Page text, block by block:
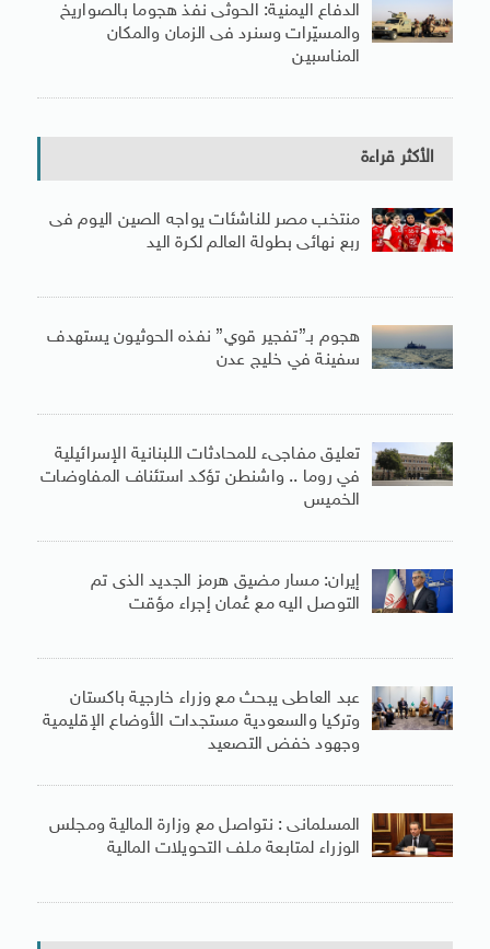
الدفاع اليمنية: الحوثى نفذ هجوما بالصواريخ
والمسيّرات وسنرد فى الزمان والمكان
المناسبين
الأكثر قراءة
منتخب مصر للناشئات يواجه الصين اليوم فى
ربع نهائى بطولة العالم لكرة اليد
هجوم بـ”تفجير قوي” نفذه الحوثيون يستهدف
سفينة في خليج عدن
تعليق مفاجىء للمحادثات اللبنانية الإسرائيلية
في روما .. واشنطن تؤكد استئناف المفاوضات
الخميس
إيران: مسار مضيق هرمز الجديد الذى تم
التوصل اليه مع عُمان إجراء مؤقت
عبد العاطى يبحث مع وزراء خارجية باكستان
وتركيا والسعودية مستجدات الأوضاع الإقليمية
وجهود خفض التصعيد
المسلمانى : نتواصل مع وزارة المالية ومجلس
الوزراء لمتابعة ملف التحويلات المالية